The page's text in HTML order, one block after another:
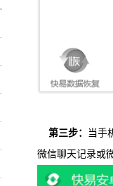
第三步： 当手
微信聊天记录或